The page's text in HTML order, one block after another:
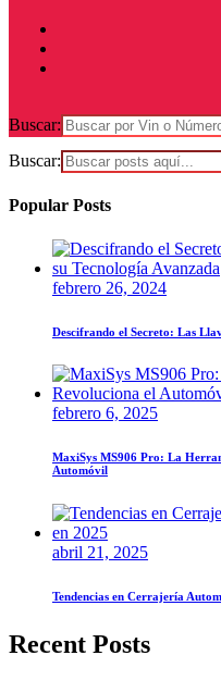
Buscar:
Buscar:
Popular Posts
febrero 26, 2024
Descifrando el Secreto: Las
febrero 6, 2025
MaxiSys MS906 Pro: La
Automóvil
abril 21, 2025
Tendencias en Cerrajería
Recent Posts